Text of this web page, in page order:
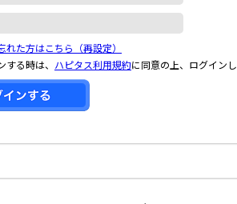
れた方はこちら（再設定）
る時は、 ハピタス利用規約に同意の上、ログイン